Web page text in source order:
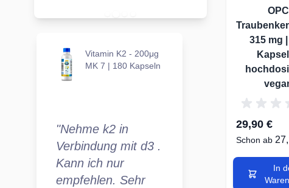
OPC
315 mg
29,90 €
Schon ab
In
Vitamin K2 - 200μg
MK 7 | 180 Kapseln
"Nehme k2 in
Verbindung mit d3 .
Kann ich nur
empfehlen. Sehr